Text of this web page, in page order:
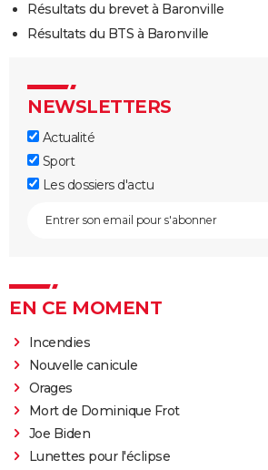
Résultats du brevet à Baronville
Résultats du BTS à Baronville
NEWSLETTERS
Actualité
Sport
Les dossiers d'actu
EN CE MOMENT
Incendies
Nouvelle canicule
Orages
Mort de Dominique Frot
Joe Biden
Lunettes pour l'éclipse